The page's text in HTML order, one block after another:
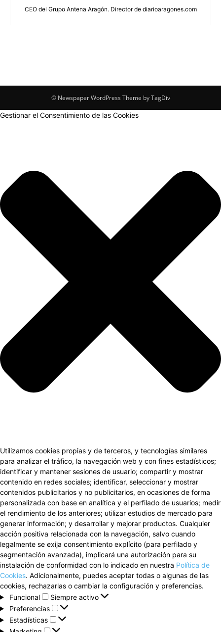
CEO del Grupo Antena Aragón. Director de diarioaragones.com
© Newspaper WordPress Theme by TagDiv
Gestionar el Consentimiento de las Cookies
Utilizamos cookies propias y de terceros, y tecnologías similares
para analizar el tráfico, la navegación web y con fines estadísticos;
identificar y mantener sesiones de usuario; compartir y mostrar
contenido en redes sociales; identificar, seleccionar y mostrar
contenidos publicitarios y no publicitarios, en ocasiones de forma
personalizada con base en analítica y el perfilado de usuarios; medir
el rendimiento de los anteriores; utilizar estudios de mercado para
generar información; y desarrollar y mejorar productos. Cualquier
acción positiva relacionada con la navegación, salvo cuando
legalmente se exija consentimiento explícito (para perfilado y
segmentación avanzada), implicará una autorización para su
instalación de conformidad con lo indicado en nuestra Política de
Cookies. Adicionalmente, puedes aceptar todas o algunas de las
cookies, rechazarlas o cambiar la configuración y preferencias.
Funcional
Funcional
Siempre activo
Preferencias
Preferencias
Estadísticas
Estadísticas
Marketing